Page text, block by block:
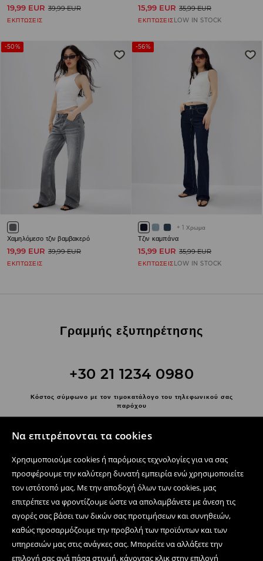
Να επιτρέπονται τα cookies
Χρησιμοποιούμε cookies ή παρόμοιες τεχνολογίες για να σας
προσφέρουμε την καλύτερη δυνατή εμπειρία ενώ χρησιμοποιείτε
τον ιστότοπό μας. Με την αποδοχή όλων των cookies, μας
επιτρέπετε να φροντίζουμε ώστε να απολαμβάνετε με άνεση τις
αγορές σας βάσει των δικών σας προτιμήσεων και συνηθειών,
καθώς προσαρμόζουμε την προβολή των προϊόντων και των
υπηρεσιών μας στις ανάγκες σας. Μπορείτε να αλλάξετε την
επιλογή σας ανά πάσα στιγμή, κάνοντας κλικ στην επιλογή
19,99 EUR 39,99 EUR
ΕΚΠΤΩΣΕΙΣ
15,99 EUR 35,99 EUR
ΕΚΠΤΩΣΕΙΣLOW IN STOCK
-50%
Χαμηλόμεσο τζιν βαμβακερό
19,99 EUR 39,99 EUR
ΕΚΠΤΩΣΕΙΣ
-56%
+ 1 Χρωμα
Τζιν καμπάνα
15,99 EUR 35,99 EUR
ΕΚΠΤΩΣΕΙΣ LOW IN STOCK
Γραμμής εξυπηρέτησης
+30 21 1234 0980
Κόστος σύμφωνο με τον τιμοκατάλογο του τηλεφωνικού σας
παρόχου
Ακολουθήστε μας
Κέντρο βοήθειας
Ηλεκτρονικές αγορές